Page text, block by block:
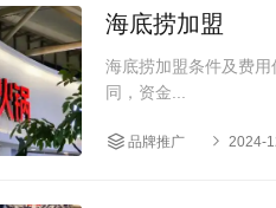
海底捞加盟
海底捞加盟条件及费
同，资金...
品牌推广 2024-